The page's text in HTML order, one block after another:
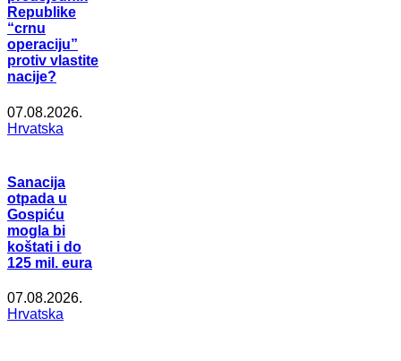
Republike
“crnu
operaciju”
protiv vlastite
nacije?
07.08.2026.
Hrvatska
Sanacija
otpada u
Gospiću
mogla bi
koštati i do
125 mil. eura
07.08.2026.
Hrvatska